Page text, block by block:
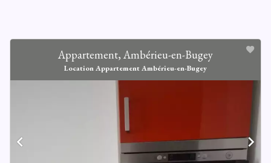
Appartement, Ambérieu-en-Bugey
Location Appartement Ambérieu-en-Bugey